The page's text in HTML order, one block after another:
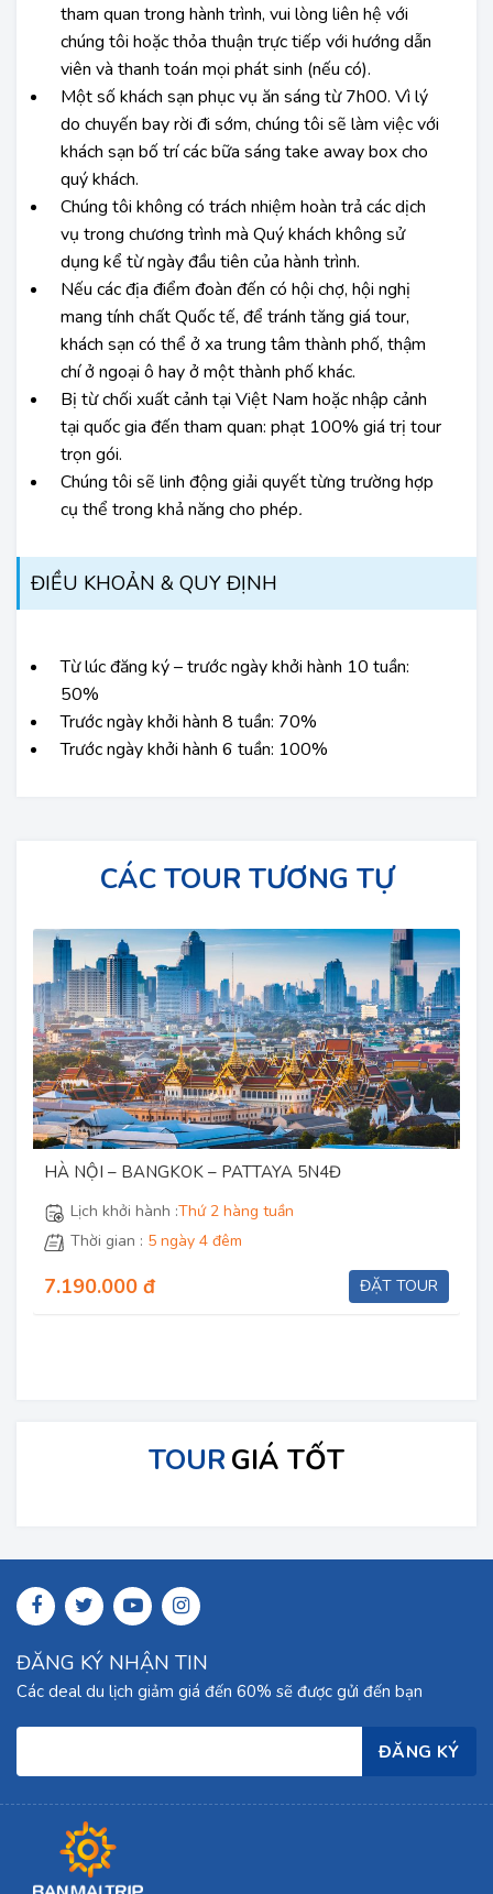
tham quan trong hành trình, vui lòng liên hệ với
chúng tôi hoặc thỏa thuận trực tiếp với hướng dẫn
viên và thanh toán mọi phát sinh (nếu có).
Một số khách sạn phục vụ ăn sáng từ 7h00. Vì lý
do chuyến bay rời đi sớm, chúng tôi sẽ làm việc với
khách sạn bố trí các bữa sáng take away box cho
quý khách.
Chúng tôi không có trách nhiệm hoàn trả các dịch
vụ trong chương trình mà Quý khách không sử
dụng kể từ ngày đầu tiên của hành trình.
Nếu các địa điểm đoàn đến có hội chợ, hội nghị
mang tính chất Quốc tế, để tránh tăng giá tour,
khách sạn có thể ở xa trung tâm thành phố, thậm
chí ở ngoại ô hay ở một thành phố khác.
Bị từ chối xuất cảnh tại Việt Nam hoặc nhập cảnh
tại quốc gia đến tham quan: phạt 100% giá trị tour
trọn gói.
Chúng tôi sẽ linh động giải quyết từng trường hợp
cụ thể trong khả năng cho phép.
ĐIỀU KHOẢN & QUY ĐỊNH
Từ lúc đăng ký – trước ngày khởi hành 10 tuần:
50%
Trước ngày khởi hành 8 tuần: 70%
Trước ngày khởi hành 6 tuần: 100%
CÁC TOUR TƯƠNG TỰ
HÀ NỘI – PHUKET – ĐẢO PHI PHI 4N3Đ
Lịch khởi hành :Thứ 2 hàng tuần
TOUR GIÁ TỐT
ĐĂNG KÝ NHẬN TIN
Các deal du lịch giảm giá đến 60% sẽ được gửi đến bạn